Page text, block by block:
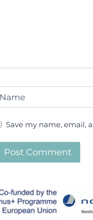
Name
Save my name, email,